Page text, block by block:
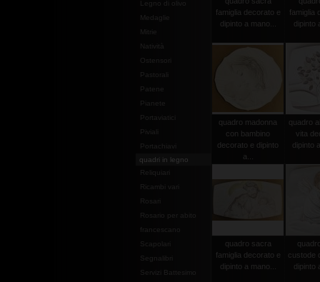
Legno di olivo
Medaglie
Mitrie
Natività
Ostensori
Pastorali
Patene
Pianete
Portaviatici
Piviali
Portachiavi
quadri in legno
Reliquiari
Ricambi vari
Rosari
Rosario per abito
francescano
Scapolari
Segnalibri
Servizi Battesimo
famiglia decorato e
dipinto a mano...
famiglia
dipinto
quadro madonna
con bambino
decorato e dipinto
a...
quadro
vita
dipinto
quadro sacra
famiglia decorato e
dipinto a mano...
custode
dipinto